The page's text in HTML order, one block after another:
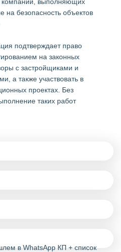
безопасность объектов
подтверждает право
на законных
с застройщиками и
а также участвовать в
проектах. Без
таких работ
в WhatsApp КП + список